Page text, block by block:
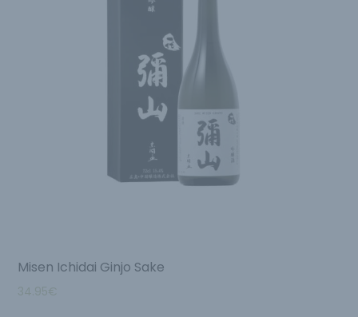
Misen Ichidai Ginjo Sake
34.95€